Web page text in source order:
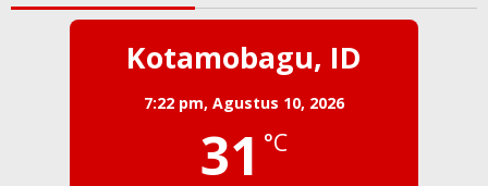
Kotamobagu, ID
7:22 pm, Agustus 10, 2026
31 °C